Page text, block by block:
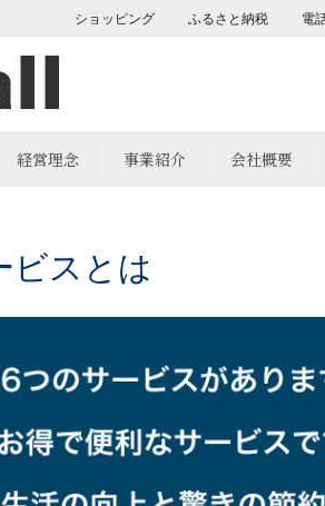
ショッピング ふるさと納税 電
経営理念 事業紹介 会社概要
ビスとは